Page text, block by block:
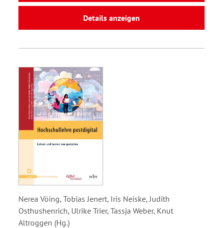
Details anzeigen
Nerea Vöing, Tobias Jenert, Iris Neiske, Judith
Osthushenrich, Ulrike Trier, Tassja Weber, Knut
Altroggen (Hg.)